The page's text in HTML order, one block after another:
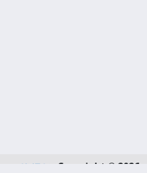
Copyright © 2026